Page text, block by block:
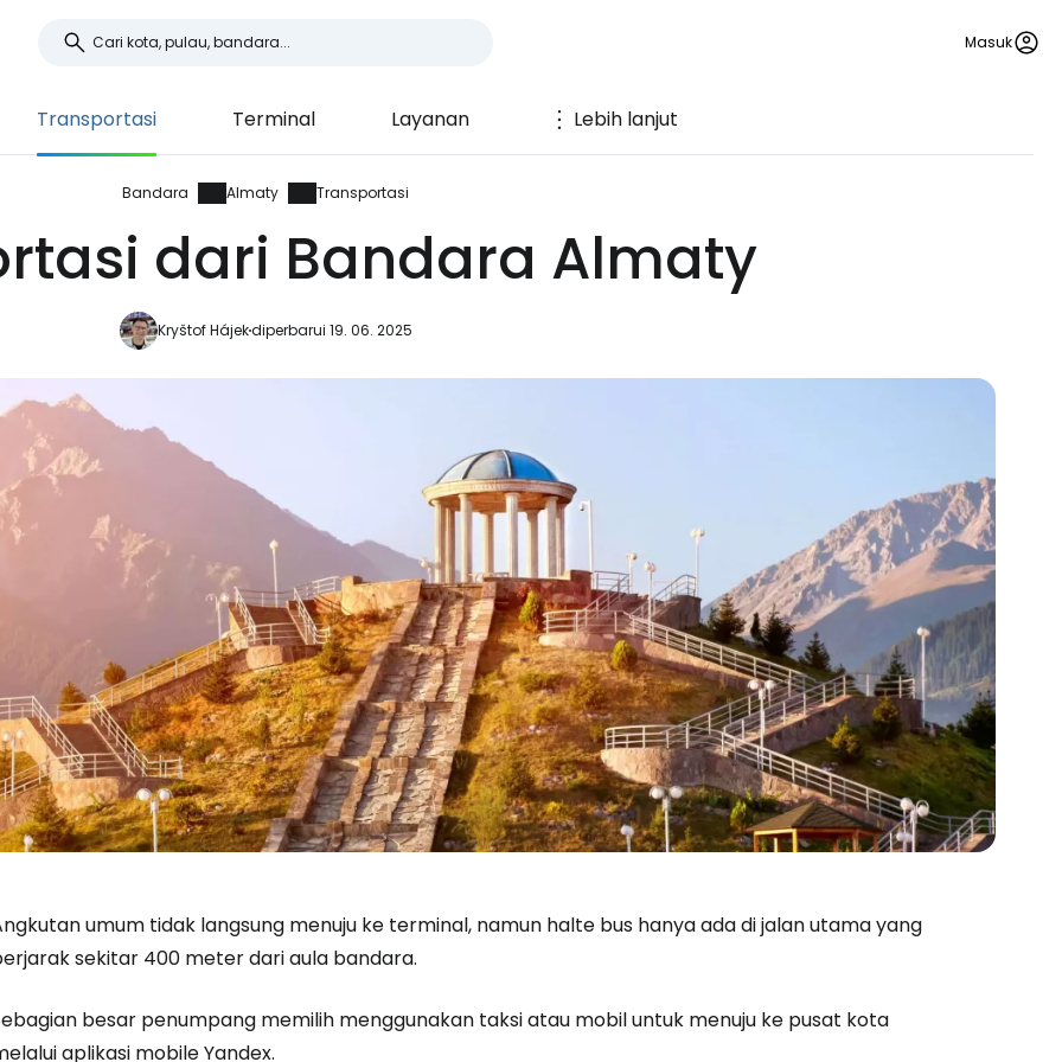
Masuk
Transportasi Terminal Layanan Lebih lanjut
Bandara Almaty Transportasi
dari Bandara Almaty
Kryštof Hájekdiperbarui 19. 06. 2025
umum tidak langsung menuju ke terminal, namun halte bus hanya ada di jalan utama yang
sekitar 400 meter dari aula bandara.
besar penumpang memilih menggunakan taksi atau mobil untuk menuju ke pusat kota
aplikasi mobile Yandex.